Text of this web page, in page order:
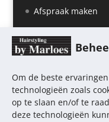
Om de beste
technologieën zoals
op te slaan en/of te
deze technologieën
Afspraak maken